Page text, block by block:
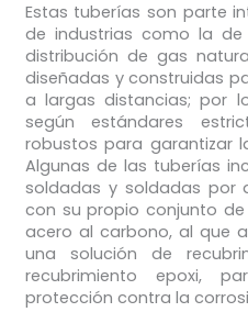
Estas tuberías son parte
de industrias como la
distribución de gas
diseñadas y construidas
a largas distancias; por
según estándares
robustos para garantizar
Algunas de las tuberías
soldadas y soldadas por
con su propio conjunto
acero al carbono, al que
una solución de
recubrimiento epoxi,
protección contra la